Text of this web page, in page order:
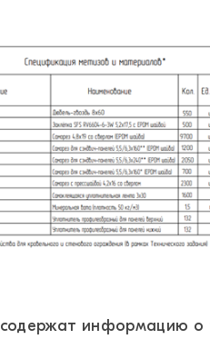
содержат информацию о